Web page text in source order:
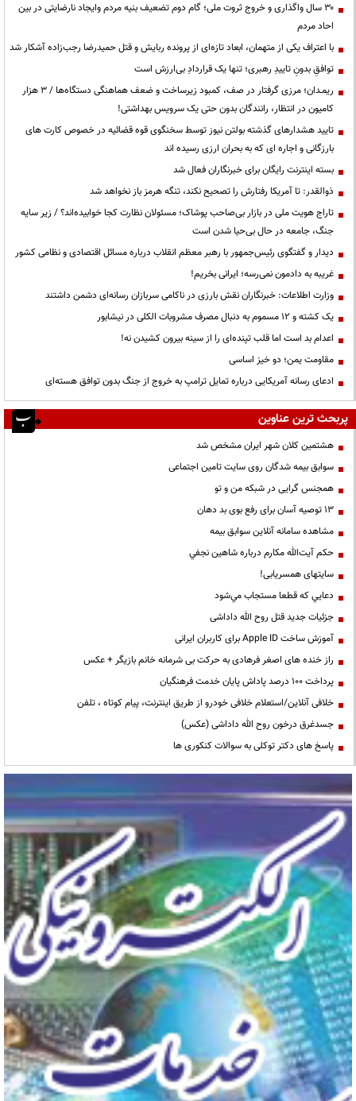
۳۰ سال واگذاری و خروج ثروت ملی؛ گام دوم تضعیف بنیه مردم وایجاد نارضایتی در بین
احاد مردم
با اعتراف یکی از متهمان، ابعاد تازه‌ای از پرونده ربایش و قتل حمیدرضا رجب‌زاده آشکار شد
توافقِ بدونِ تاییدِ رهبری؛ تنها یک قراردادِ بی‌ارزش است
ریمـدان؛ مرزی گرفتار در صف، کمبود زیرساخت و ضعف هماهنگی دستگاه‌ها / ۳ هزار
کامیون در انتظار، رانندگان بدون حتی یک سرویس بهداشتی!
تایید هشدارهای گذشته بولتن نیوز توسط سخنگوی قوه قضائیه در خصوص کارت های
بارزگانی و اجاره ای که به بحران ارزی رسیده اند
بسته اینترنت رایگان برای خبرنگاران فعال شد
ذوالقدر: تا آمریکا رفتارش را تصحیح نکند، تنگه هرمز باز نخواهد شد
تاراج هویت ملی در بازار بی‌صاحب پوشاک؛ مسئولان نظارت کجا خوابیده‌اند؟ / زیر سایه
جنگ، جامعه در حال بی‌حیا شدن است
دیدار و گفتگوی رئیس‌جمهور با رهبر معظم انقلاب درباره مسائل اقتصادی و نظامی کشور
غریبه به دادمون نمی‌رسه؛ ایرانی بخریم!
وزارت اطلاعات: خبرنگاران نقش بارزی در ناکامی سربازان رسانه‌ای دشمن داشتند
یک کشته و ۱۲ مسموم به دنبال مصرف مشروبات الکلی در نیشابور
اعدام بد است اما قلب تپنده‌ای را از سینه بیرون کشیدن نه!
مقاومت یمن؛ دو خیز اساسی
ادعای رسانه آمریکایی درباره تمایل ترامپ به خروج از جنگ بدون توافق هسته‌ای
پربحث ترین عناوین
هشتمین کلان شهر ایران مشخص شد
سوابق بیمه شدگان روی سایت تامین اجتماعی
همجنس گرایی در شبکه من و تو
13 توصیه آسان برای رفع بوی بد دهان
مشاهده سامانه آنلاين سوابق بیمه
حكم آيت‌الله مكارم درباره شاهين نجفي
سایتهای همسریابی!
دعايي كه قطعا مستجاب مي‌شود
جزئیات جدید قتل روح الله داداشی
آموزش ساخت Apple ID برای کاربران ایرانی
راز خنده های اصغر فرهادی به حرکت بی شرمانه خانم بازیگر + عکس
پرداخت ۱۰۰ درصد پاداش پایان خدمت فرهنگیان
خلافی آنلاین/استعلام خلافی خودرو از طریق اینترنت، پیام کوتاه ، تلفن
جسدغرق درخون روح الله داداشی (عکس)
پاسخ های دکتر توکلی به سوالات کنکوری ها